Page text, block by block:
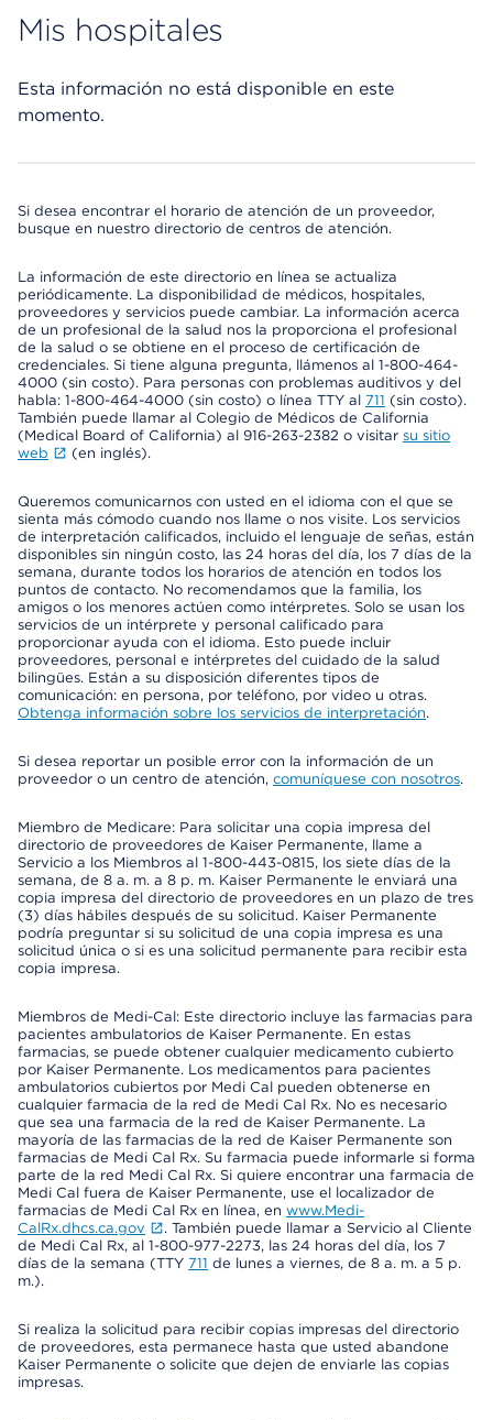
Mis hospitales
Esta información no está disponible en este
momento.
Si desea encontrar el horario de atención de un proveedor,
busque en nuestro directorio de centros de atención.
La información de este directorio en línea se actualiza
periódicamente. La disponibilidad de médicos, hospitales,
proveedores y servicios puede cambiar. La información acerca
de un profesional de la salud nos la proporciona el profesional
de la salud o se obtiene en el proceso de certificación de
credenciales. Si tiene alguna pregunta, llámenos al 1-800-464-
4000 (sin costo). Para personas con problemas auditivos y del
habla: 1-800-464-4000 (sin costo) o línea TTY al 711 (sin costo).
También puede llamar al Colegio de Médicos de California
(Medical Board of California) al 916-263-2382 o visitar su sitio
web
(en inglés).
Queremos comunicarnos con usted en el idioma con el que se
sienta más cómodo cuando nos llame o nos visite. Los servicios
de interpretación calificados, incluido el lenguaje de señas, están
disponibles sin ningún costo, las 24 horas del día, los 7 días de la
semana, durante todos los horarios de atención en todos los
puntos de contacto. No recomendamos que la familia, los
amigos o los menores actúen como intérpretes. Solo se usan los
servicios de un intérprete y personal calificado para
proporcionar ayuda con el idioma. Esto puede incluir
proveedores, personal e intérpretes del cuidado de la salud
bilingües. Están a su disposición diferentes tipos de
comunicación: en persona, por teléfono, por video u otras.
Obtenga información sobre los servicios de interpretación.
Si desea reportar un posible error con la información de un
proveedor o un centro de atención, comuníquese con nosotros.
Miembro de Medicare: Para solicitar una copia impresa del
directorio de proveedores de Kaiser Permanente, llame a
Servicio a los Miembros al 1-800-443-0815, los siete días de la
semana, de 8 a. m. a 8 p. m. Kaiser Permanente le enviará una
copia impresa del directorio de proveedores en un plazo de tres
(3) días hábiles después de su solicitud. Kaiser Permanente
podría preguntar si su solicitud de una copia impresa es una
solicitud única o si es una solicitud permanente para recibir esta
copia impresa.
Miembros de Medi-Cal: Este directorio incluye las farmacias para
pacientes ambulatorios de Kaiser Permanente. En estas
farmacias, se puede obtener cualquier medicamento cubierto
por Kaiser Permanente. Los medicamentos para pacientes
ambulatorios cubiertos por Medi Cal pueden obtenerse en
cualquier farmacia de la red de Medi Cal Rx. No es necesario
que sea una farmacia de la red de Kaiser Permanente. La
mayoría de las farmacias de la red de Kaiser Permanente son
farmacias de Medi Cal Rx. Su farmacia puede informarle si forma
parte de la red Medi Cal Rx. Si quiere encontrar una farmacia de
Medi Cal fuera de Kaiser Permanente, use el localizador de
farmacias de Medi Cal Rx en línea, en www.Medi-
CalRx.dhcs.ca.gov
. También puede llamar a Servicio al Cliente
de Medi Cal Rx, al 1-800-977-2273, las 24 horas del día, los 7
días de la semana (TTY 711 de lunes a viernes, de 8 a. m. a 5 p.
m.).
Si realiza la solicitud para recibir copias impresas del directorio
de proveedores, esta permanece hasta que usted abandone
Kaiser Permanente o solicite que dejen de enviarle las copias
impresas.